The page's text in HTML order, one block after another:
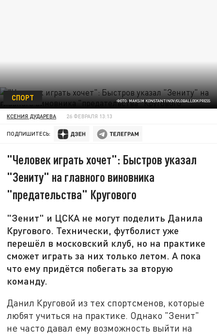
ФОТО: MAKSIM KONSTANTINOV/GLOBALLOOKPRESS
СПОРТ
КСЕНИЯ ДУДАРЕВА 26 ФЕВРАЛЯ 13:13
ПОДПИШИТЕСЬ:
"Человек играть хочет": Быстров указал
"Зениту" на главного виновника
"предательства" Кругового
"Зенит" и ЦСКА не могут поделить Данила
Кругового. Технически, футболист уже
перешёл в московский клуб, но на практике
сможет играть за них только летом. А пока
что ему придётся побегать за вторую
команду.
Данил Круговой из тех спортсменов, которые
любят учиться на практике. Однако "Зенит"
не часто давал ему возможность выйти на